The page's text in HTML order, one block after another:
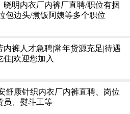
晓明内衣厂内裤厂直聘/职位有捆
包边头/煮饭阿姨等多个职位
内裤人才急聘|常年货源充足|待遇
住|欢迎您加入
舒康针织内衣厂内裤直聘、岗位
员、熨斗工等